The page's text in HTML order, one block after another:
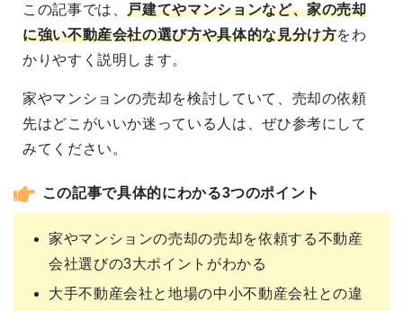
この記事では、戸建てやマンションなど、家の売却
に強い不動産会社の選び方や具体的な見分け方をわ
かりやすく説明します。
家やマンションの売却を検討していて、売却の依頼
先はどこがいいか迷っている人は、ぜひ参考にして
みてください。
この記事で具体的にわかる3つのポイント
家やマンションの売却の売却を依頼する不動産
会社選びの3大ポイントがわかる
大手不動産会社と地場の中小不動産会社との違